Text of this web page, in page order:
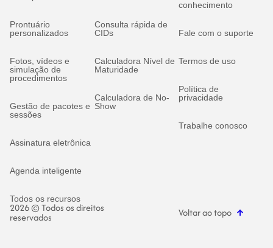
Prontuário
personalizados
Fotos, vídeos e
simulação de
procedimentos
Gestão de pacotes e
sessões
Assinatura eletrônica
Agenda inteligente
Todos os recursos
Consulta rápida de
CIDs
Calculadora Nível de
Maturidade
Calculadora de No-
Show
conhecimento
Fale com o suporte
Termos de uso
Política de
privacidade
Trabalhe conosco
2026 © Todos os direitos
reservados Voltar ao topo